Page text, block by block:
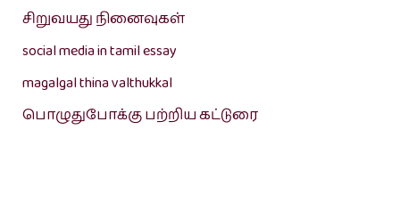
சிறுவயது நினைவுகள்
social media in tamil essay
magalgal thina valthukkal
பொழுதுபோக்கு பற்றிய கட்டுரை